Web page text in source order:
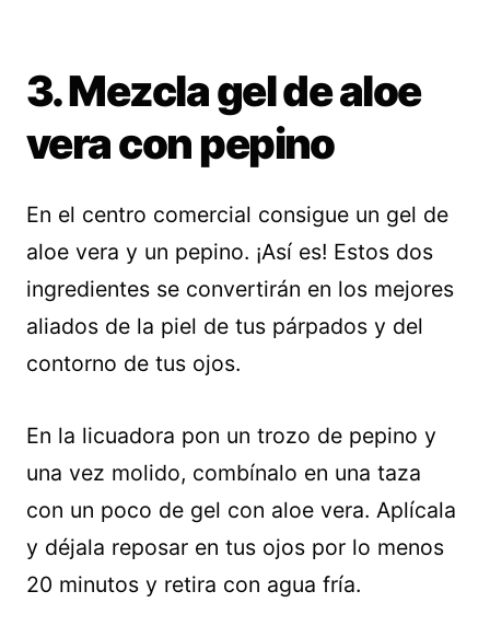
3. Mezcla gel de aloe
vera con pepino
En el centro comercial consigue un gel de
aloe vera y un pepino. ¡Así es! Estos dos
ingredientes se convertirán en los mejores
aliados de la piel de tus párpados y del
contorno de tus ojos.
En la licuadora pon un trozo de pepino y
una vez molido, combínalo en una taza
con un poco de gel con aloe vera. Aplícala
y déjala reposar en tus ojos por lo menos
20 minutos y retira con agua fría.